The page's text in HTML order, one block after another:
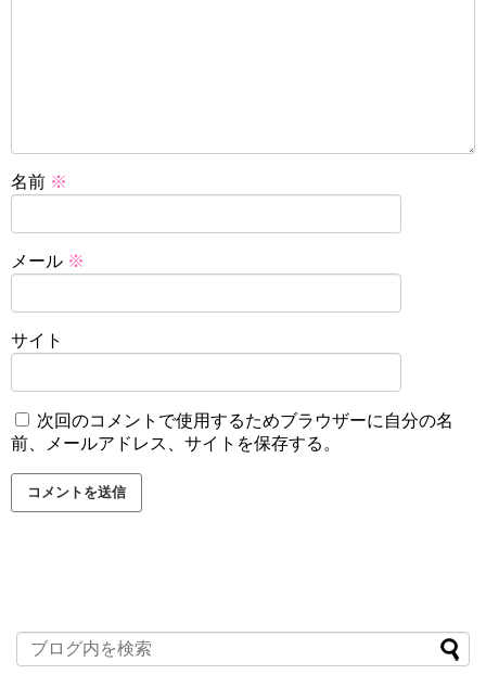
名前 ※
メール ※
サイト
次回のコメントで使用するためブラウザーに自分の名
前、メールアドレス、サイトを保存する。